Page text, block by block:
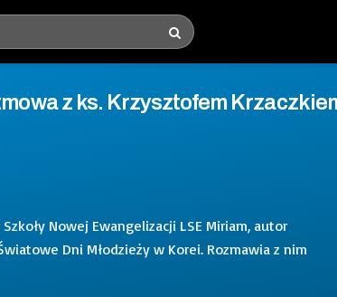
z ks. Krzysztofem
Nowej Ewangelizacji LSE Miriam, autor
Dni Młodzieży w Korei. Rozmawia z nim